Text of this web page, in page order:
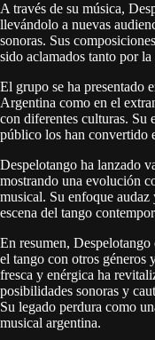
A través de su música,
llevándolo a nuevas
sonoras. Sus
sido aclamados tanto por
El grupo se ha presentado
Argentina como en el
con diferentes culturas. Su
público los han convertido
Despelotango ha lanzado
mostrando una evolución
musical. Su enfoque audaz
escena del tango
En resumen,
el tango con otros géneros
fresca y enérgica ha
posibilidades sonoras y
Su legado perdura como
musical argentina.